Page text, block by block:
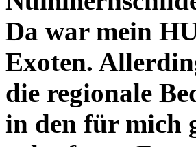
Da war mein
Exoten.
die regionale
in den für mich